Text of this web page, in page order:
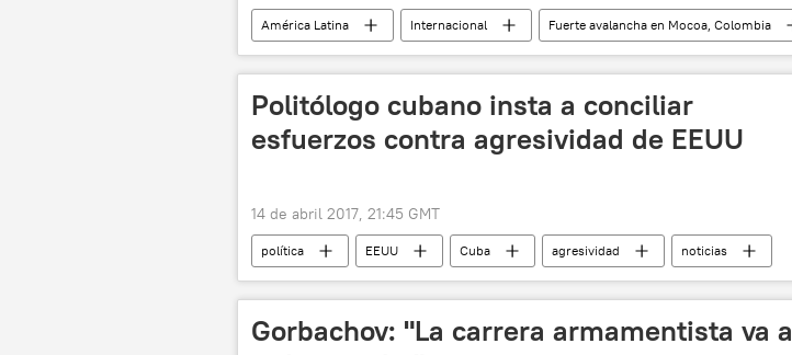
América Latina Internacional Fuerte avalancha en Mocoa, Colombia
Mocoa
avalancha de lodo víctimas noticias
Politólogo cubano insta a conciliar
esfuerzos contra agresividad de EEUU
14 de abril 2017, 21:45 GMT
política EEUU Cuba agresividad noticias
Gorbachov: "La carrera armamentista va a